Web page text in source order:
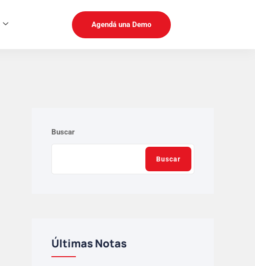
Agendá una Demo
Buscar
Buscar
Últimas Notas